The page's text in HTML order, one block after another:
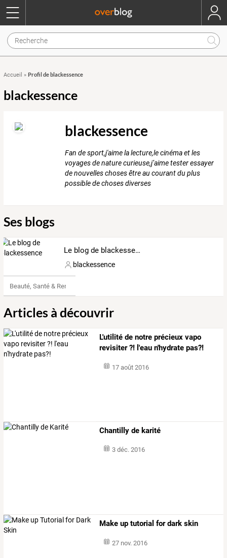
Accueil » Profil de blackessence
blackessence
blackessence
Fan de sport,j'aime la lecture,le cinéma et les
voyages de nature curieuse,j’aime tester essayer
de nouvelles choses être au courant du plus
possible de choses diverses
Ses blogs
Le blog de blackessence
blackessence
Beauté, Santé & Remise en forme
Articles à découvrir
L'utilité de notre précieux vapo
revisiter ?! l'eau n'hydrate pas?!
17 août 2016
Chantilly de karité
3 déc. 2016
Make up tutorial for dark skin
27 nov. 2016